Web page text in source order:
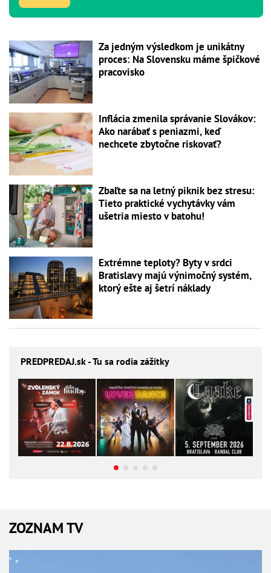
Za jedným výsledkom je unikátny
proces: Na Slovensku máme špičkové
pracovisko
Inflácia zmenila správanie Slovákov:
Ako narábať s peniazmi, keď
nechcete zbytočne riskovať?
Zbaľte sa na letný piknik bez stresu:
Tieto praktické vychytávky vám
ušetria miesto v batohu!
Extrémne teploty? Byty v srdci
Bratislavy majú výnimočný systém,
ktorý ešte aj šetrí náklady
PREDPREDAJ.sk - Tu sa rodia zážitky
ZOZNAM TV